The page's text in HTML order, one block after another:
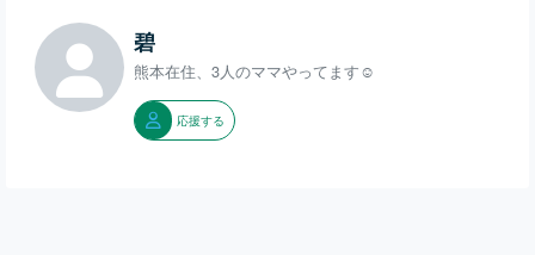
碧
熊本在住、3人のママやってます☺
応援する